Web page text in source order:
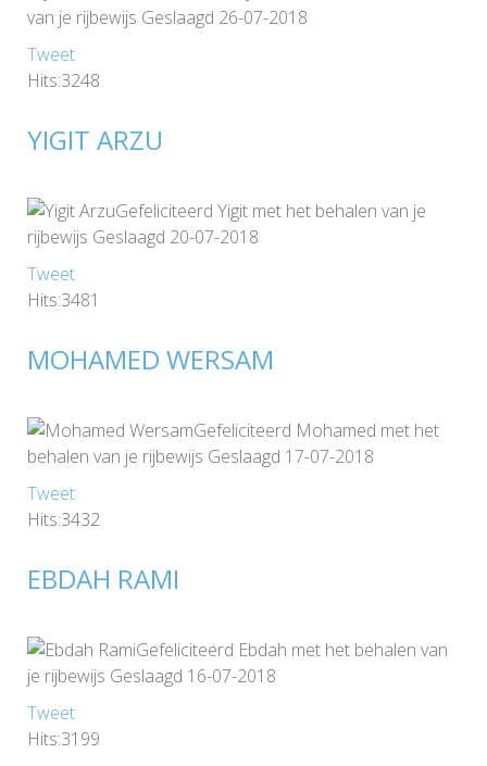
van je rijbewijs Geslaagd 26-07-2018
Tweet
Hits:3248
YIGIT ARZU
Gefeliciteerd Yigit met het behalen van je
rijbewijs Geslaagd 20-07-2018
Tweet
Hits:3481
MOHAMED WERSAM
Gefeliciteerd Mohamed met het
behalen van je rijbewijs Geslaagd 17-07-2018
Tweet
Hits:3432
EBDAH RAMI
Gefeliciteerd Ebdah met het behalen van
je rijbewijs Geslaagd 16-07-2018
Tweet
Hits:3199